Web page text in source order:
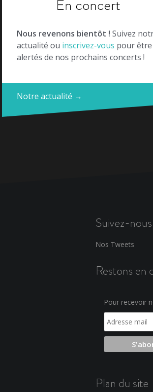
En concert
Nous revenons bientôt ! Suivez
actualité ou inscrivez-vous pour être
alertés de nos prochains concerts !
Notre actualité →
Suivez-
Nos Tweets
Restons en
Pour recevoir
Plan du site